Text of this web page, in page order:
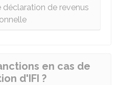
de revenus
en cas de
d'IFI ?